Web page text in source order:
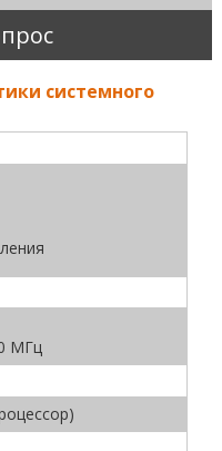
системного
МГц